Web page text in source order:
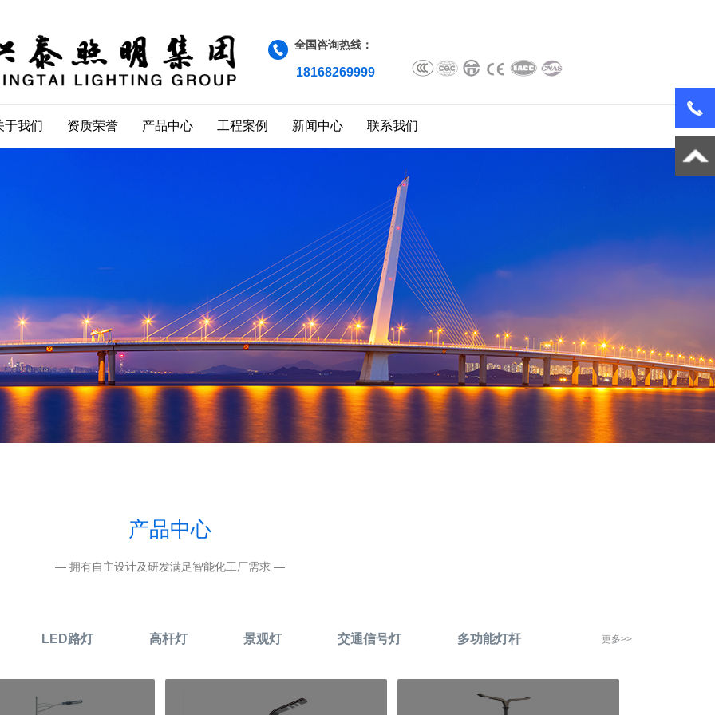
全国咨询热线：
18168269999
于我们 资质荣誉 产品中心 工程案例 新闻中心 联系我们
产品中心
— 拥有自主设计及研发满足智能化工厂需求 —
LED路灯 高杆灯 景观灯 交通信号灯 多功能灯杆 更多>>